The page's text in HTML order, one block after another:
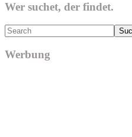
Wer suchet, der findet.
Search
Werbung